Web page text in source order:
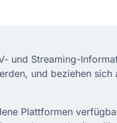
und Streaming-
und beziehen
Plattformen